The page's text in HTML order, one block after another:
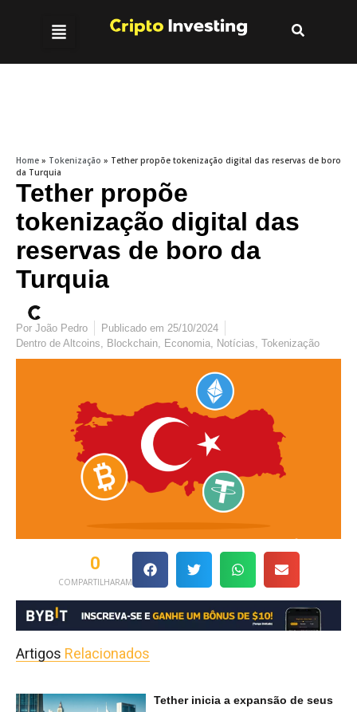
Home » Tokenização » Tether propõe tokenização digital das reservas de boro
da Turquia
Tether propõe
tokenização digital das
reservas de boro da
Turquia
Por João Pedro Publicado em 25/10/2024
Dentro de Altcoins, Blockchain, Economia, Notícias, Tokenização
COMPARTILHARAM
0
Artigos Relacionados
Tether inicia a expansão de seus